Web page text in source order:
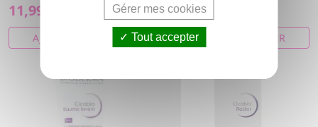
11,99€
AJOUTER AU PANIER
7,29€
AJOUTER AU PANIER
Gérer mes cookies
Tout accepter